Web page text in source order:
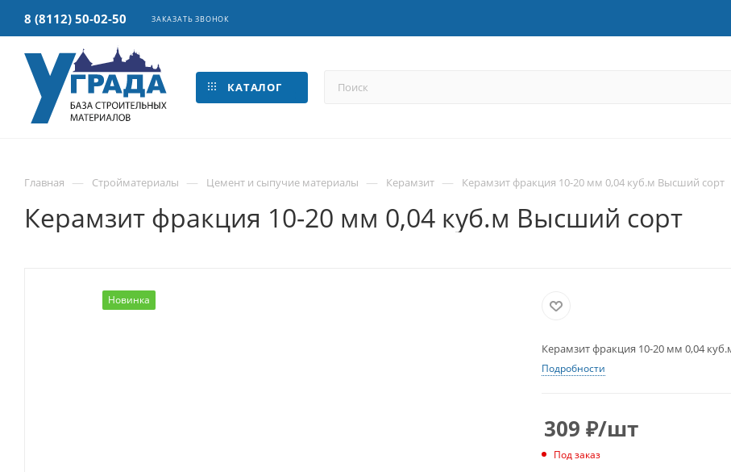
8 (8112) 50-02-50 ЗАКАЗАТЬ ЗВОНОК
КАТАЛОГ
Главная — Стройматериалы — Цемент и сыпучие материалы — Керамзит — Керамзит фракция 10-20 мм 0,04 куб.м Высший сорт
Керамзит фракция 10-20 мм 0,04 куб.м Высший сорт
Новинка
Керамзит фракция 10-20 мм 0,04
Подробности
309 ₽/шт
Под заказ